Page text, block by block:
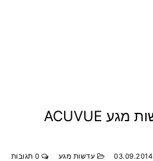
שינוי באריזות עדשות מגע ACUVUE
03.09.2014 עדשות מגע